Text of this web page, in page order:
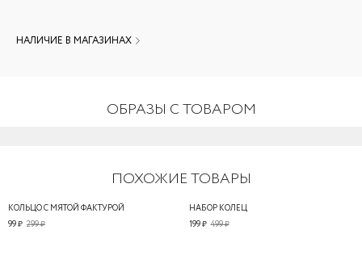
НАЛИЧИЕ В МАГАЗИНАХ
ОБРАЗЫ С ТОВАРОМ
ПОХОЖИЕ ТОВАРЫ
КОЛЬЦО С МЯТОЙ ФАКТУРОЙ
299 ₽
99 ₽
НАБОР КОЛЕЦ
499 ₽
199 ₽